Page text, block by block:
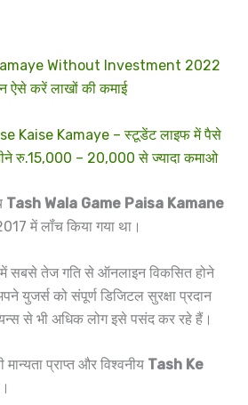
Without Investment 2022
ऐसे करें लाखों की कमाई
Kaise Kamaye – स्टूडेंट लाइफ में पैसे
रु.15,000 – 20,000 से ज्यादा कमाओ
Tash Wala Game Paisa Kamane
में लॉंच किया गया था।
सबसे तेज गति से ऑनलाइन विकसित होने
युजर्स को संपूर्ण डिजिटल सुरक्षा प्रदान
से भी अधिक लोग इसे पसंद कर रहे हैं।
प्राप्त और विश्वनीय Tash Ke